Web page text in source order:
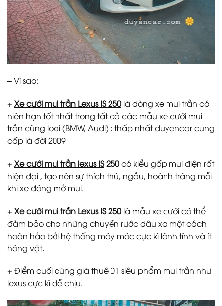
– Vì sao:
+ Xe cưới mui trần Lexus IS 250 là dòng xe mui trần có
niên hạn tốt nhất trong tất cả các mẫu xe cưới mui
trần cùng loại (BMW, Audi) : thấp nhất duyencar cung
cấp là đời 2009
+ Xe cưới mui trần lexus IS250có kiểu gấp mui điện rất
hiện đại , tạo nên sự thích thú, ngầu, hoành tráng mỗi
khi xe đóng mở mui.
+ Xe cưới mui trần Lexus IS 250 là mẫu xe cưới có thể
đảm bảo cho những chuyến rước dâu xa một cách
hoàn hảo bởi hệ thống máy móc cực kì lành tính và ít
hỏng vặt.
+ Điểm cuối cùng giá thuê 01 siêu phẩm mui trần như
lexus cực kì dễ chịu.